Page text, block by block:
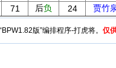
71 后负 24 贾竹
版”编排程序-打虎将。 仅